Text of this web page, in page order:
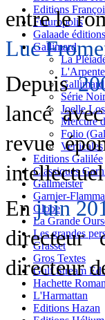
Editions
Futuropolis
Galaade éditions
Gallimard
La
Gallimard
Série
Joelle
Mercure
Folio
Verticales
Editions Galilée
Classiques
Gallmeister
Garnier-
Globe
La Grande
Les grandes
Grasset
Gros Textes
Gulf Stream
Hachette
L'Harmattan
Editions Hazan
entre le
Luc
Depuis
lancé
revue
Enjuin
directeur
directeur